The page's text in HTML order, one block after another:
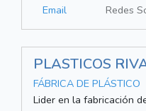
Email
Redes
PLASTICOS
FÁBRICA DE PLÁSTICO
Lider en la fabricación